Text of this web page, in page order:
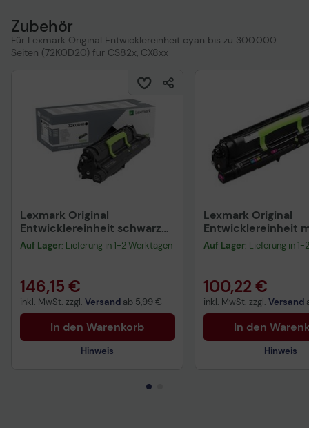
Lexmark XC8160 Multifunktions-Farblaser
Zubehör
Für Lexmark Original Entwicklereinheit cyan bis zu 300.000
Seiten (72K0D20) für CS82x, CX8xx
Lexmark Original
Entwicklereinheit schwarz
bis zu 300.000 Seiten
(72K0D10) für CS82x, CX8xx
Auf Lager: Lieferung in 1-2 Werktagen
146,15 €
inkl. MwSt. zzgl. Versand ab 5,99 €
In den Warenkorb
Hinweis
Lexmark Original
Entwicklereinheit
bis zu 300.000
(72K0D30) für
Auf Lager: Lieferung in
100,22 €
inkl. MwSt. zzgl. Versand
In den
Hinweis